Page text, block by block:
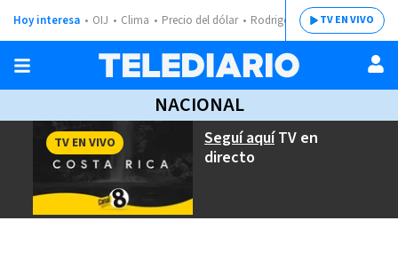
Hoy interesa OIJ Clima Precio del dólar Rodrigo ChavesTV EN VIVO
NACIONAL
Seguí aquíTV en
directo
TV EN VIVO